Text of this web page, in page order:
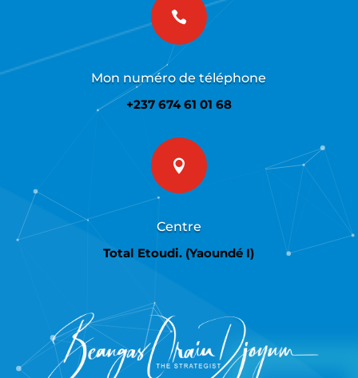

Mon numéro de téléphone
+237 674 61 01 68

Centre
Total Etoudi. (Yaoundé I)